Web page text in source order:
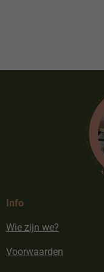
Info
Wie zijn we?
Voorwaarden